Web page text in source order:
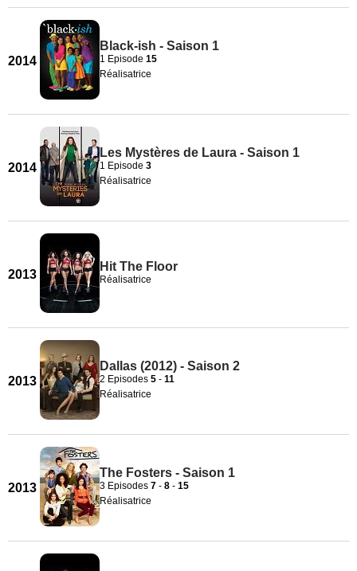
2014
Black-ish - Saison 1
1 Episode 15
Réalisatrice
2014
Les Mystères de Laura - Saison 1
1 Episode 3
Réalisatrice
2013
Hit The Floor
Réalisatrice
2013
Dallas (2012) - Saison 2
2 Episodes 5 - 11
Réalisatrice
2013
The Fosters - Saison 1
3 Episodes 7 - 8 - 15
Réalisatrice